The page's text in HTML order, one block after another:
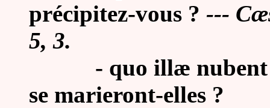
précipitez-vous ? ---
5, 3.
- quo illæ nubent ?
se marieront-elles ?